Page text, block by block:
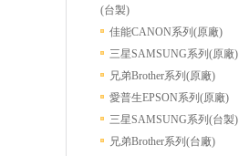
(台製)
佳能CANON系列(原廠)
三星SAMSUNG系列(原廠)
兄弟Brother系列(原廠)
愛普生EPSON系列(原廠)
三星SAMSUNG系列(台製)
兄弟Brother系列(台廠)